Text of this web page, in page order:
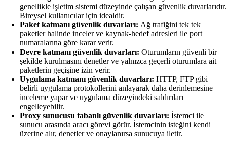
genellikle işletim sistemi düzeyinde çalışan güvenlik duvarlarıdır.
Bireysel kullanıcılar için idealdir.
Paket katmanı güvenlik duvarları: Ağ trafiğini tek tek
paketler halinde inceler ve kaynak-hedef adresleri ile port
numaralarına göre karar verir.
Devre katmanı güvenlik duvarları: Oturumların güvenli bir
şekilde kurulmasını denetler ve yalnızca geçerli oturumlara ait
paketlerin geçişine izin verir.
Uygulama katmanı güvenlik duvarları: HTTP, FTP gibi
belirli uygulama protokollerini anlayarak daha derinlemesine
inceleme yapar ve uygulama düzeyindeki saldırıları
engelleyebilir.
Proxy sunucusu tabanlı güvenlik duvarları: İstemci ile
sunucu arasında aracı görevi görür. İstemcinin isteğini kendi
üzerine alır, denetler ve onaylanırsa sunucuya iletir.